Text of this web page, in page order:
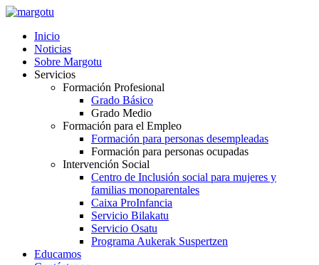
Ir
contenido
Inicio
Noticias
Sobre Margotu
Servicios
Formación Profesional
Grado Básico
Grado Medio
Formación para el Empleo
Formación para personas desempleadas
Formación para personas ocupadas
Intervención Social
Centro de Inclusión social para mujeres y
familias monoparentales
Caixa ProInfancia
Servicio Bilakatu
Servicio Osatu
Programa Aukerak Suspertzen
Educamos